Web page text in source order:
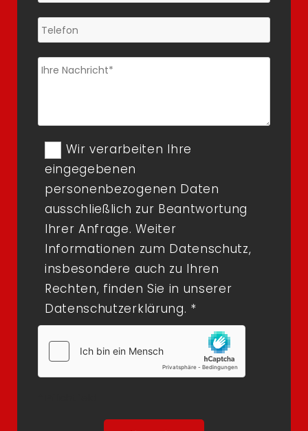
Wir verarbeiten Ihre
eingegebenen
personenbezogenen Daten
ausschließlich zur Beantwortung
Ihrer Anfrage. Weiter
Informationen zum Datenschutz,
insbesondere auch zu Ihren
Rechten, finden Sie in unserer
Datenschutzerklärung. *